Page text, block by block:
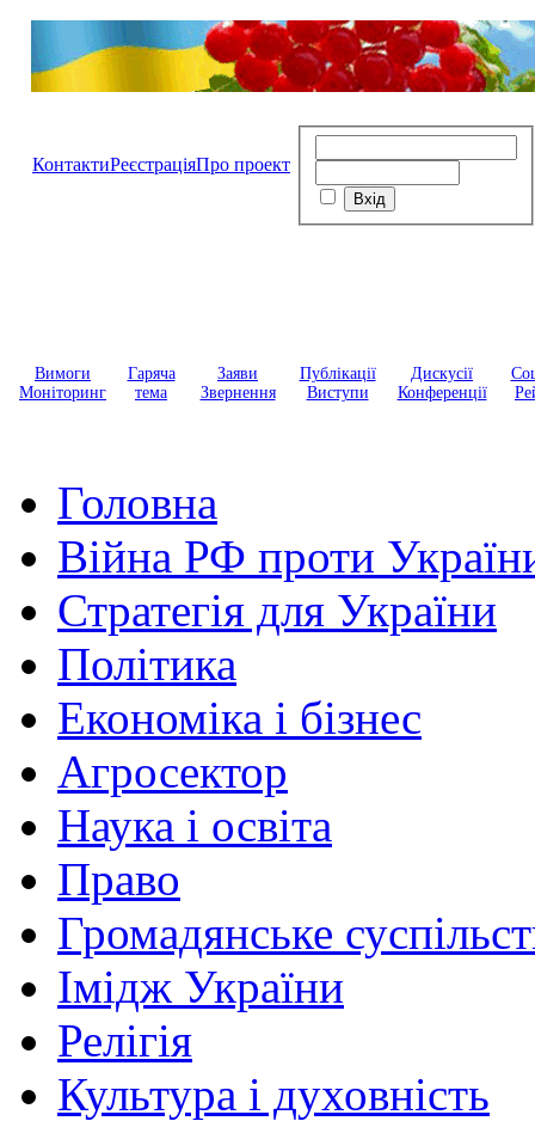
КонтактиРеєстраціяПро проект
Вимоги
Моніторинг
Гаряча
тема
Заяви
Звернення
Публікації
Виступи
Дискусії
Конференції
Головна
Війна РФ проти
Стратегія для України
Політика
Економіка і бізнес
Агросектор
Наука і освіта
Право
Громадянське
Імідж України
Релігія
Культура і духовність